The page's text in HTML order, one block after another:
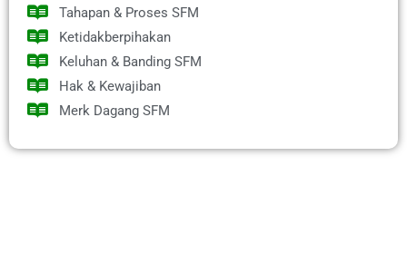
Tahapan & Proses SFM
Ketidakberpihakan
Keluhan & Banding SFM
Hak & Kewajiban
Merk Dagang SFM